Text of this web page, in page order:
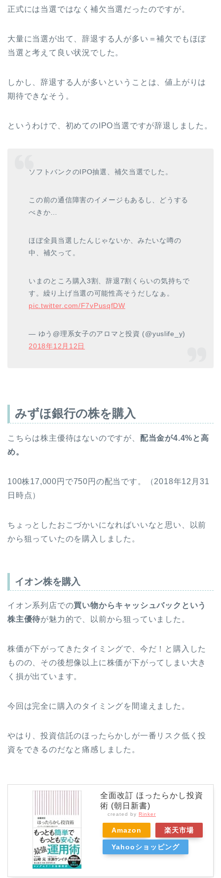
正式には当選ではなく補欠当選だったのですが。
大量に当選が出て、辞退する人が多い＝補欠でもほぼ
当選と考えて良い状況でした。
しかし、辞退する人が多いということは、値上がりは
期待できなそう。
というわけで、初めてのIPO当選ですが辞退しました。
ソフトバンクのIPO抽選、補欠当選でした。
この前の通信障害のイメージもあるし、どうする
べきか…
ほぼ全員当選したんじゃないか、みたいな噂の
中、補欠って。
いまのところ購入3割、辞退7割くらいの気持ちで
す。繰り上げ当選の可能性高そうだしなぁ。
pic.twitter.com/F7vPusqfDW
— ゆう@理系女子のアロマと投資 (@yuslife_y)
2018年12月12日
みずほ銀行の株を購入
こちらは株主優待はないのですが、 配当金が4.4%と高
め。
100株17,000円で750円の配当です。（2018年12月31
日時点）
ちょっとしたおこづかいになればいいなと思い、以前
から狙っていたのを購入しました。
イオン株を購入
イオン系列店での買い物からキャッシュバックという
株主優待が魅力的で、以前から狙っていました。
株価が下がってきたタイミングで、今だ！と購入した
ものの、その後想像以上に株価が下がってしまい大き
く損が出ています。
今回は完全に購入のタイミングを間違えました。
やはり、投資信託のほったらかしが一番リスク低く投
資をできるのだなと痛感しました。
全面改訂 ほったらかし投資
術 (朝日新書)
created by Rinker
Amazon 楽天市場
Yahooショッピング